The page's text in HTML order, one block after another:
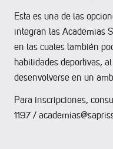
Esta es una de las
integran las Academias
en las cuales también
habilidades deportivas,
desenvolverse en un
Para inscripciones,
1197 /